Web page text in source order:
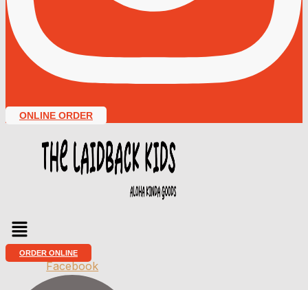
ONLINE ORDER
Menu
ORDER ONLINE
Facebook